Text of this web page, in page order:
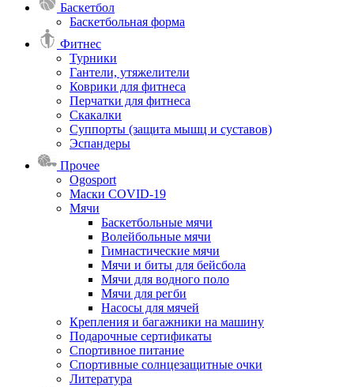
Баскетбол
Баскетбольная форма
Фитнес
Турники
Гантели, утяжелители
Коврики для фитнеса
Перчатки для фитнеса
Скакалки
Суппорты (защита мышц и суставов)
Эспандеры
Прочее
Ogosport
Маски COVID-19
Мячи
Баскетбольные мячи
Волейбольные мячи
Гимнастические мячи
Мячи и биты для бейсбола
Мячи для водного поло
Мячи для регби
Насосы для мячей
Крепления и багажники на машину
Подарочные сертификаты
Спортивное питание
Спортивные солнцезащитные очки
Литература